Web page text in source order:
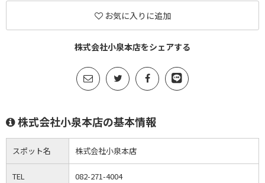
お気に入りに追加
株式会社小泉本店をシェアする
株式会社小泉本店の基本情報
スポット名 株式会社小泉本店
TEL 082-271-4004